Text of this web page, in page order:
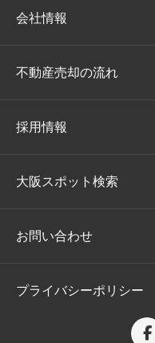
会社情報
不動産売却の流れ
採用情報
大阪スポット検索
お問い合わせ
プライバシーポリシー